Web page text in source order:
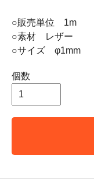
○販売単位 1m
○素材 レザー
○サイズ φ1mm
個数